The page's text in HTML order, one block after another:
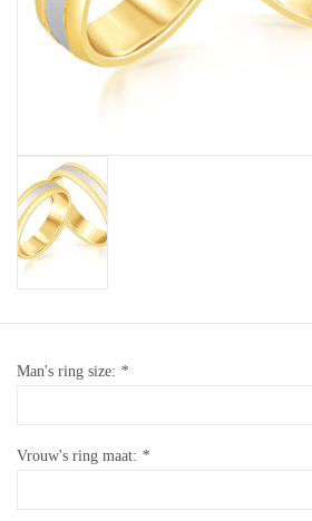
Man Ringen
Exclusieve ringen
Lab diamanten
Man's ring size: *
Vrouw's ring maat: *